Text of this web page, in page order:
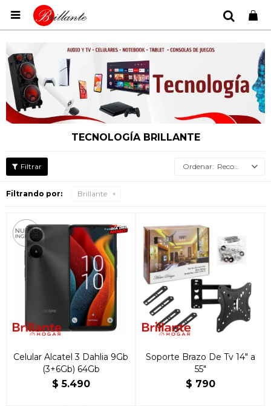

TECNOLOGÍA BRILLANTE
Recomendados
Filtrando por: Brillante
Celular Alcatel 3 Dahlia 9Gb
(3+6Gb) 64Gb
$ 5.490
Soporte Brazo De Tv 14" a
55"
$ 790